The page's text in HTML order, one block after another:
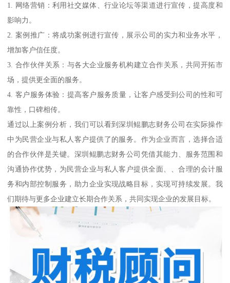
1. 网络营销：利用社交媒体、行业论坛等渠道进行宣传，提高度和
影响力。
2. 案例推广：将成功案例进行宣传，展示公司的实力和业务水平，
增加客户信任度。
3. 合作伙伴关系：与各大企业服务机构建立合作关系，共同开拓市
场，提供更全面的服务。
4. 客户服务体验：提高客户服务质量，让客户感受到公司的性和可
靠性，口碑相传。
通过以上案例分析，我们可以看到深圳鲲鹏志财务公司在实际操作
中为民营企业与私人客户提供了的服务。作为企业而言，选择合适
的合作伙伴是关键。深圳鲲鹏志财务公司凭借其能力、服务范围和
沟通协作优势，为民营企业与私人客户提供全面、、合理的会计服
务和内部控制服务，助力企业实现战略目标，实现可持续发展。我
们期待与更多企业建立长期合作关系，共同实现企业的发展目标。